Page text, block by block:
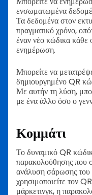
ενσωματωμένα
Τα δεδομένα στον
πραγματικό χρόνο,
έναν νέο κώδικα κάθε
ενημέρωση.
Μπορείτε να
δημιουργημένο QR
Με αυτήν τη λύση,
με ένα άλλο όσο ο
Κομμάτι
Το δυναμικό QR
παρακολούθησης που
ανάλυση σάρωσης
χρησιμοποιείτε τον
μάρκετινγκ, η